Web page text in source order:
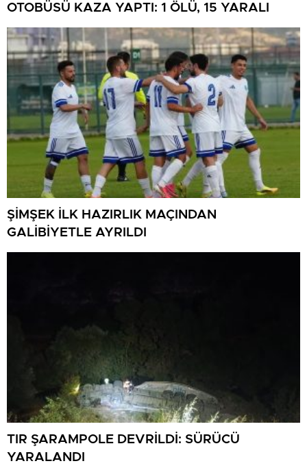
OTOBÜSÜ KAZA YAPTI: 1 ÖLÜ, 15 YARALI
ŞİMŞEK İLK HAZIRLIK MAÇINDAN
GALİBİYETLE AYRILDI
TIR ŞARAMPOLE DEVRİLDİ: SÜRÜCÜ
YARALANDI